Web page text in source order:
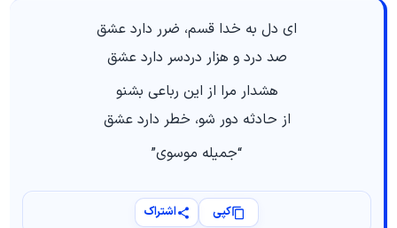
ای دل به خدا قسم، ضرر دارد عشق
صد درد و هزار دردسر دارد عشق
هشدار مرا از این رباعی بشنو
از حادثه دور شو، خطر دارد عشق
“جمیله موسوی”
کپی اشتراک